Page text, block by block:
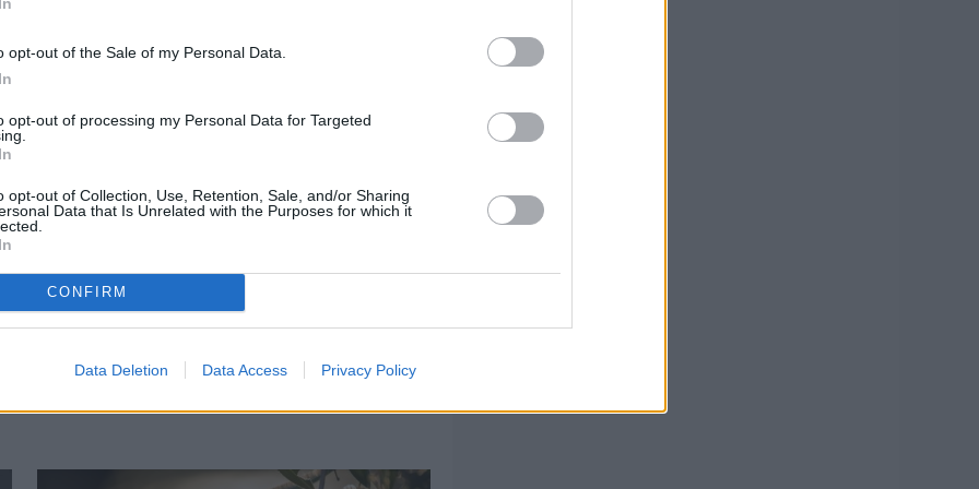
opt-out of the Sale of my Personal Data.
opt-out of processing my Personal Data for Targeted
opt-out of Collection, Use, Retention, Sale, and/or Sharing
Data that Is Unrelated with the Purposes for which it
CONFIRM
Data Deletion Data Access Privacy Policy
Viber ομάδαμας και δείτε όλες τις ειδήσεις από